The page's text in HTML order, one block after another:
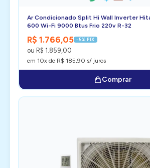
Ar Condicionado Split Hi Wall Inverter
600 Wi-Fi 9000 Btus Frio 220v R-32
R$ 1.766,05 -5% PIX
ou R$ 1.859,00
em 10x de R$ 185,90 s/ juros
Comprar